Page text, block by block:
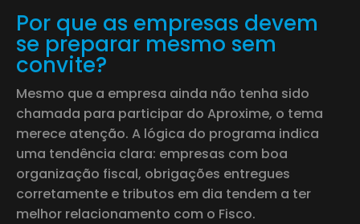
Por que as empresas devem
se preparar mesmo sem
convite?
Mesmo que a empresa ainda não tenha sido
chamada para participar do Aproxime, o tema
merece atenção. A lógica do programa indica
uma tendência clara: empresas com boa
organização fiscal, obrigações entregues
corretamente e tributos em dia tendem a ter
melhor relacionamento com o Fisco.